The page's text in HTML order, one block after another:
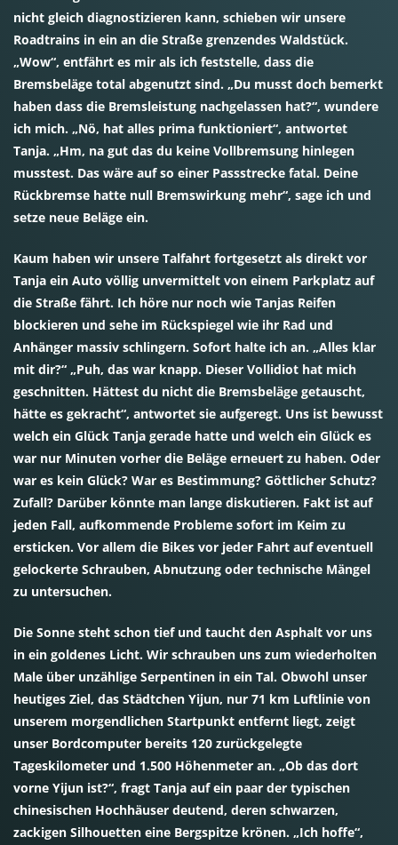
nicht gleich diagnostizieren kann, schieben wir unsere
Roadtrains in ein an die Straße grenzendes Waldstück.
„Wow“, entfährt es mir als ich feststelle, dass die
Bremsbeläge total abgenutzt sind. „Du musst doch bemerkt
haben dass die Bremsleistung nachgelassen hat?“, wundere
ich mich. „Nö, hat alles prima funktioniert“, antwortet
Tanja. „Hm, na gut das du keine Vollbremsung hinlegen
musstest. Das wäre auf so einer Passstrecke fatal. Deine
Rückbremse hatte null Bremswirkung mehr“, sage ich und
setze neue Beläge ein.
Kaum haben wir unsere Talfahrt fortgesetzt als direkt vor
Tanja ein Auto völlig unvermittelt von einem Parkplatz auf
die Straße fährt. Ich höre nur noch wie Tanjas Reifen
blockieren und sehe im Rückspiegel wie ihr Rad und
Anhänger massiv schlingern. Sofort halte ich an. „Alles klar
mit dir?“ „Puh, das war knapp. Dieser Vollidiot hat mich
geschnitten. Hättest du nicht die Bremsbeläge getauscht,
hätte es gekracht“, antwortet sie aufgeregt. Uns ist bewusst
welch ein Glück Tanja gerade hatte und welch ein Glück es
war nur Minuten vorher die Beläge erneuert zu haben. Oder
war es kein Glück? War es Bestimmung? Göttlicher Schutz?
Zufall? Darüber könnte man lange diskutieren. Fakt ist auf
jeden Fall, aufkommende Probleme sofort im Keim zu
ersticken. Vor allem die Bikes vor jeder Fahrt auf eventuell
gelockerte Schrauben, Abnutzung oder technische Mängel
zu untersuchen.
Die Sonne steht schon tief und taucht den Asphalt vor uns
in ein goldenes Licht. Wir schrauben uns zum wiederholten
Male über unzählige Serpentinen in ein Tal. Obwohl unser
heutiges Ziel, das Städtchen Yijun, nur 71 km Luftlinie von
unserem morgendlichen Startpunkt entfernt liegt, zeigt
unser Bordcomputer bereits 120 zurückgelegte
Tageskilometer und 1.500 Höhenmeter an. „Ob das dort
vorne Yijun ist?“, fragt Tanja auf ein paar der typischen
chinesischen Hochhäuser deutend, deren schwarzen,
zackigen Silhouetten eine Bergspitze krönen. „Ich hoffe“,